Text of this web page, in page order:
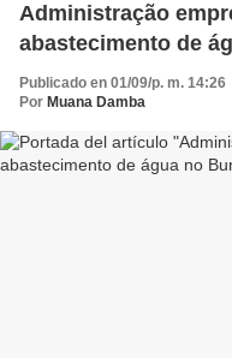
Administração
abastecimento de
Publicado en 01/09/p. m. 14:26
Por Muana Damba